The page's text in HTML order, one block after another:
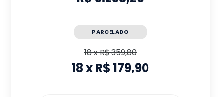
PARCELADO
18xR$ 359,80
18xR$ 179,90